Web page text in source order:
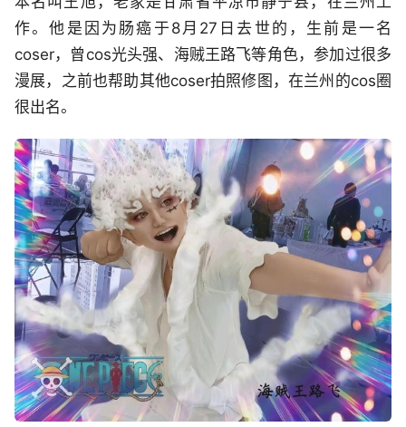
作。他是因为肠癌于8月27日去世的，生前是一名
coser，曾cos光头强、海贼王路飞等角色，参加过很多
漫展，之前也帮助其他coser拍照修图，在兰州的cos圈
很出名。